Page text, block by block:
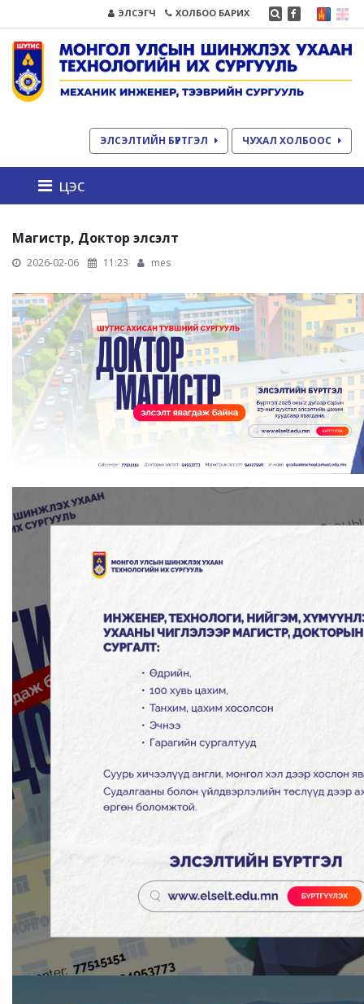
ЭЛСЭГЧ ХОЛБОО БАРИХ
ЭЛСЭЛТИЙН БҮРТГЭЛ ЧУХАЛ ХОЛБООС
цэс
Магистр, Доктор элсэлт
2026-02-06 11:23 mes